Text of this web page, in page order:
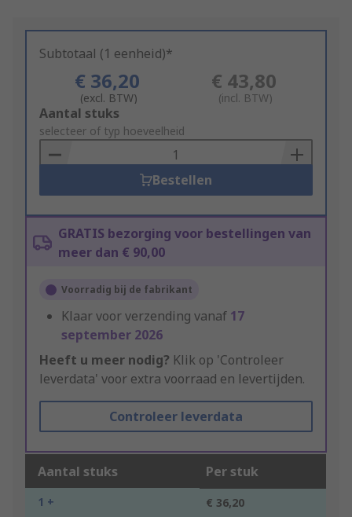
Subtotaal (1 eenheid)*
€ 36,20
(excl. BTW)
€ 43,80
(incl. BTW)
Add
to
Basket
Aantal stuks
selecteer of typ hoeveelheid
Bestellen
GRATIS bezorging voor bestellingen van
meer dan € 90,00
Voorradig bij de fabrikant
Klaar voor verzending vanaf 17
september 2026
Heeft u meer nodig? Klik op 'Controleer
leverdata' voor extra voorraad en levertijden.
Controleer leverdata
Aantal stuks Per stuk
1 + € 36,20